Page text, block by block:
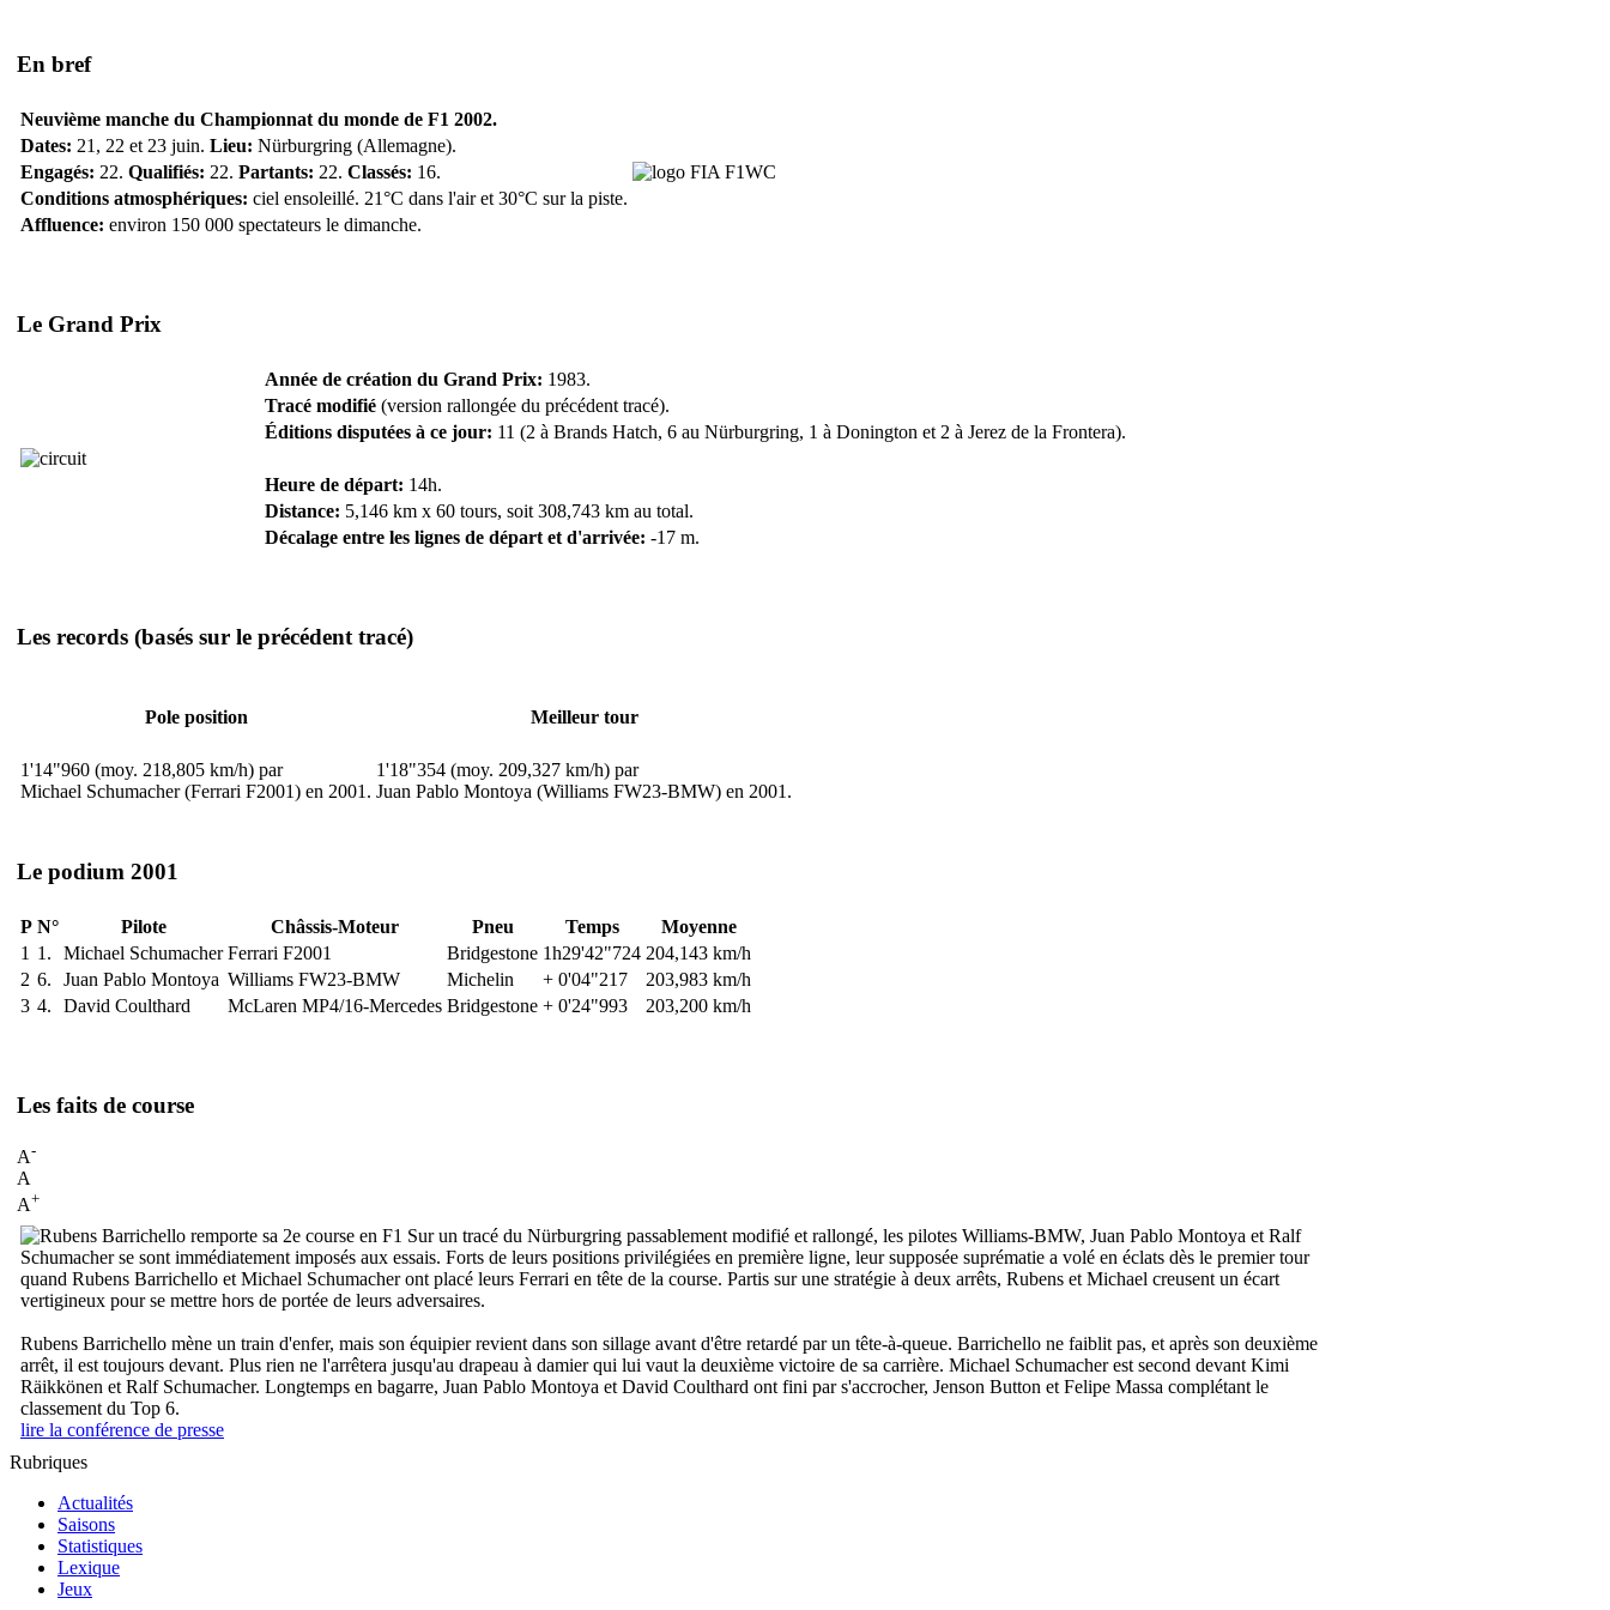
En bref
Neuvième manche du Championnat du monde de F1 2002.
Dates: 21, 22 et 23 juin. Lieu: Nürburgring (Allemagne).
Engagés: 22. Qualifiés: 22. Partants: 22. Classés: 16.
Conditions atmosphériques: ciel ensoleillé. 21°C dans l'air et 30°C sur la piste.
Affluence: environ 150 000 spectateurs le dimanche.
Le Grand Prix
Année de création du Grand Prix: 1983.
Tracé modifié (version rallongée du précédent tracé).
Éditions disputées à ce jour: 11 (2 à Brands Hatch, 6 au Nürburgring, 1 à Donington et 2 à Jerez de la Frontera).
Heure de départ: 14h.
Distance: 5,146 km x 60 tours, soit 308,743 km au total.
Décalage entre les lignes de départ et d'arrivée: -17 m.
Les records (basés sur le précédent tracé)
Pole position Meilleur tour
1'14"960 (moy. 218,805 km/h) par
Michael Schumacher (Ferrari F2001) en 2001.
1'18"354 (moy. 209,327 km/h) par
Juan Pablo Montoya (Williams FW23-BMW) en 2001.
Le podium 2001
P N° Pilote Châssis-Moteur Pneu Temps
Moyenne
1 1. Michael Schumacher Ferrari F2001 Bridgestone 1h29'42"724 204,143 km/h
2 6. Juan Pablo Montoya Williams FW23-BMW Michelin + 0'04"217
203,983 km/h
3 4. David Coulthard McLaren MP4/16-Mercedes Bridgestone + 0'24"993 203,200 km/h
Les faits de course
A-
A
A+
Sur un tracé du Nürburgring passablement modifié et rallongé, les pilotes Williams-BMW, Juan Pablo Montoya et Ralf
Schumacher se sont immédiatement imposés aux essais. Forts de leurs positions privilégiées en première ligne, leur supposée suprématie a volé en éclats dès le premier tour
quand Rubens Barrichello et Michael Schumacher ont placé leurs Ferrari en tête de la course. Partis sur une stratégie à deux arrêts, Rubens et Michael creusent un écart
vertigineux pour se mettre hors de portée de leurs adversaires.
Rubens Barrichello mène un train d'enfer, mais son équipier revient dans son sillage avant d'être retardé par un tête-à-queue. Barrichello ne faiblit pas, et après son deuxième
arrêt, il est toujours devant. Plus rien ne l'arrêtera jusqu'au drapeau à damier qui lui vaut la deuxième victoire de sa carrière. Michael Schumacher est second devant Kimi
Räikkönen et Ralf Schumacher. Longtemps en bagarre, Juan Pablo Montoya et David Coulthard ont fini par s'accrocher, Jenson Button et Felipe Massa complétant le
classement du Top 6.
lire la conférence de presse
Rubriques
Actualités
Saisons
Statistiques
Lexique
Jeux